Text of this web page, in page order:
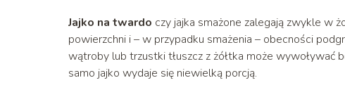
Jajko na twardo czy jajka smażone zalegają zwykle w
powierzchni i – w przypadku smażenia – obecności
wątroby lub trzustki tłuszcz z żółtka może
samo jajko wydaje się niewielką porcją.